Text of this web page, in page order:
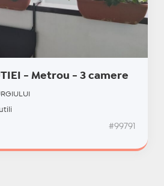
- Metrou - 3 camere
#99791